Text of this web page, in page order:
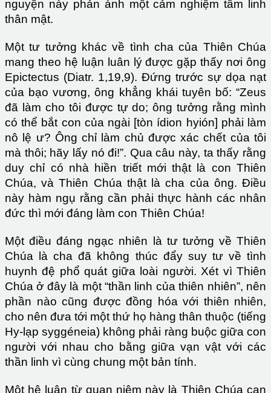
nguyện này phản ánh một cảm nghiệm tâm linh
thân mật.
Một tư tưởng khác về tình cha của Thiên Chúa
mang theo hệ luận luân lý được gặp thấy nơi ông
Epictectus (Diatr. 1,19,9). Đứng trước sự dọa nạt
của bạo vương, ông khẳng khái tuyên bố: “Zeus
đã làm cho tôi được tự do; ông tưởng rằng mình
có thể bắt con của ngài [tòn ídion hyión] phải làm
nô lệ ư? Ông chỉ làm chủ được xác chết của tôi
mà thôi; hãy lấy nó đi!”. Qua câu này, ta thấy rằng
duy chỉ có nhà hiền triết mới thật là con Thiên
Chúa, và Thiên Chúa thật là cha của ông. Điều
này hàm ngụ rằng cần phải thực hành các nhân
đức thì mới đáng làm con Thiên Chúa!
Một điều đáng ngạc nhiên là tư tưởng về Thiên
Chúa là cha đã không thúc đẩy suy tư về tình
huynh đệ phổ quát giữa loài người. Xét vì Thiên
Chúa ở đây là một “thần linh của thiên nhiên”, nên
phần nào cũng được đồng hóa với thiên nhiên,
cho nên đưa tới một thứ họ hàng thân thuộc (tiếng
Hy-lạp syggéneia) không phải ràng buộc giữa con
người với nhau cho bằng giữa vạn vật với các
thần linh vì cùng chung một bản tính.
Một hệ luận từ quan niệm này là Thiên Chúa can